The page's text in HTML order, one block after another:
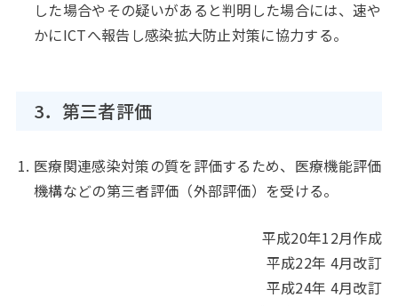
した場合やその疑いがあると判明した場合には、速や
かにICTへ報告し感染拡大防止対策に協力する。
3．第三者評価
医療関連感染対策の質を評価するため、医療機能評価
機構などの第三者評価（外部評価）を受ける。
平成20年12月作成
平成22年 4月改訂
平成24年 4月改訂